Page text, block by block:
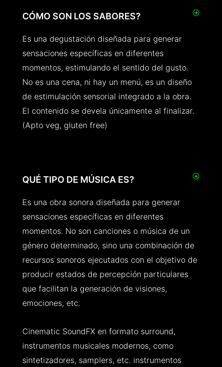
CÓMO SON LOS SABORES?
Es una degustación diseñada para generar
sensaciones específicas en diferentes
momentos, estimulando el sentido del gusto.
No es una cena, ni hay un menú, es un diseño
de estimulación sensorial integrado a la obra.
El contenido se devela únicamente al finalizar.
(Apto veg, gluten free)
QUÉ TIPO DE MÚSICA ES?
Es una obra sonora diseñada para generar
sensaciones específicas en diferentes
momentos. No son canciones o música de un
género determinado, sino una combinación de
recursos sonoros ejecutados con el objetivo de
producir estados de percepción particulares
que facilitan la generación de visiones,
emociones, etc.
Cinematic SoundFX en formato surround,
instrumentos musicales modernos, como
sintetizadores, samplers, etc. instrumentos